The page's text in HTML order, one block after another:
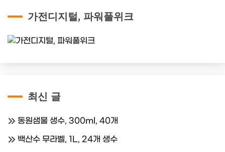
가전디지털, 파워풀위크
최신 글
동원샘물 생수, 300ml, 40개
백산수 무라벨, 1L, 24개 생수